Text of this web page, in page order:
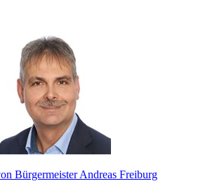
Bürgermeister Andreas Freiburg